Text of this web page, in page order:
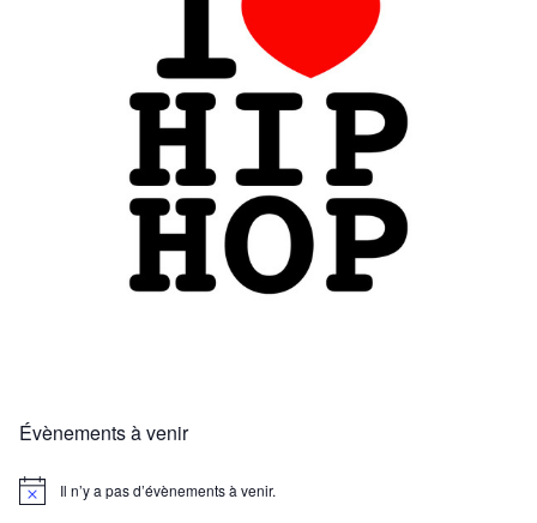
Évènements à venir
N
Il n’y a pas d’évènements à venir.